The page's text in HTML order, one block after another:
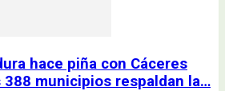
hace piña con Cáceres
388 municipios respaldan la…